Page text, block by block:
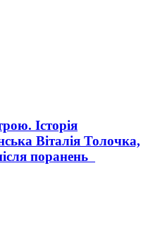
Історія
Віталія Толочка,
поранень